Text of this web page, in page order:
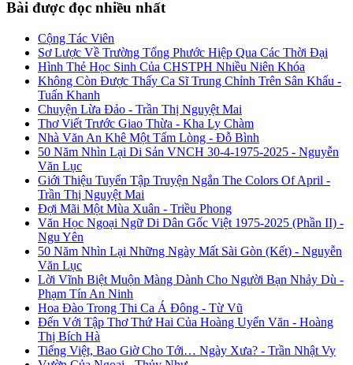
Bài được đọc nhiều nhất
Cộng Tác Viên
Sơ Lược Về Trường Tống Phước Hiệp Qua Các Thời Đại
Hình Thẻ Học Sinh Của CHSTPH Nhiều Niên Khóa
Không Còn Được Thấy Ca Sĩ Trung Chỉnh Trên Sân Khấu -
Tuấn Khanh
Chuyện Lừa Đảo - Trần Thị Nguyệt Mai
Thơ Viết Trước Giao Thừa - Kha Ly Chàm
Nhà Văn An Khê Một Tấm Lòng - Đỗ Bình
50 Năm Nhìn Lại Di Sản VNCH 30-4-1975-2025 - Nguyễn
Văn Lục
Giới Thiệu Tuyển Tập Truyện Ngắn The Colors Of April -
Trần Thị Nguyệt Mai
Đợi Mãi Một Mùa Xuân - Triều Phong
Văn Học Ngoại Ngữ Di Dân Gốc Việt 1975-2025 (Phần II) -
Ngu Yên
50 Năm Nhìn Lại Những Ngày Mất Sài Gòn (Kết) - Nguyễn
Văn Lục
Lời Vĩnh Biệt Muộn Màng Dành Cho Người Bạn Nhảy Dù -
Phạm Tín An Ninh
Hoa Đào Trong Thi Ca Á Đông - Từ Vũ
Đến Với Tập Thơ Thứ Hai Của Hoàng Uyển Văn - Hoàng
Thị Bích Hà
Tiếng Việt, Bao Giờ Cho Tới… Ngày Xưa? - Trần Nhật Vy